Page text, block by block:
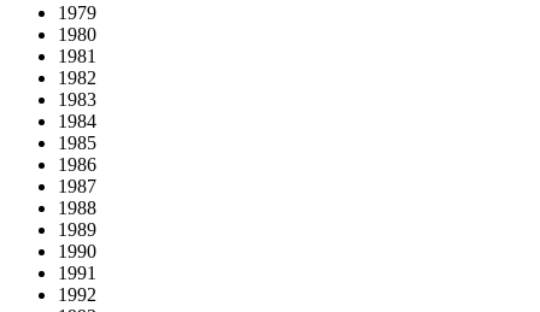
1979
1980
1981
1982
1983
1984
1985
1986
1987
1988
1989
1990
1991
1992